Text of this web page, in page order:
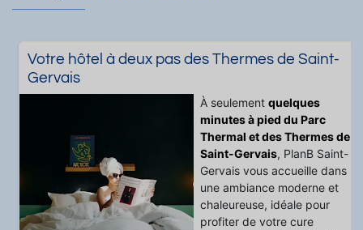
Votre hôtel à deux pas des Thermes de Saint-
Gervais
À seulement quelques
minutes à pied du Parc
Thermal et des Thermes de
Saint-Gervais, PlanB Saint-
Gervais vous accueille dans
une ambiance moderne et
chaleureuse, idéale pour
profiter de votre cure